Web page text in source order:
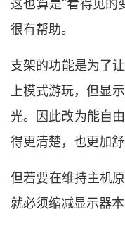
这也算是“看得见的
很有帮助。
支架的功能是为了
上模式游玩， 但显
光。 因此改为能自
得更清楚， 也更加
但若要在维持主机
就必须缩减显示器